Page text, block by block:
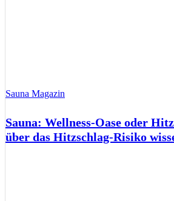
Sauna Magazin
Sauna: Wellness-Oase oder
über das Hitzschlag-Risiko